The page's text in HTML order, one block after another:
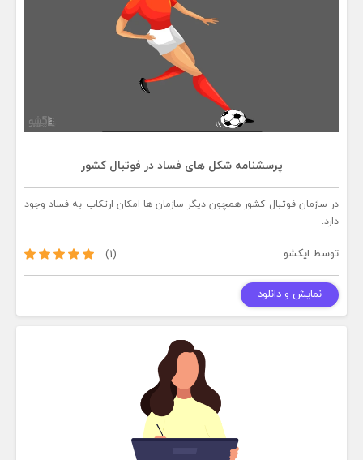
پرسشنامه شکل های فساد در فوتبال کشور
در سازمان فوتبال کشور همچون دیگر سازمان ها امکان ارتکاب به فساد وجود
دارد.
توسط ایکشو (1)
نمایش و دانلود